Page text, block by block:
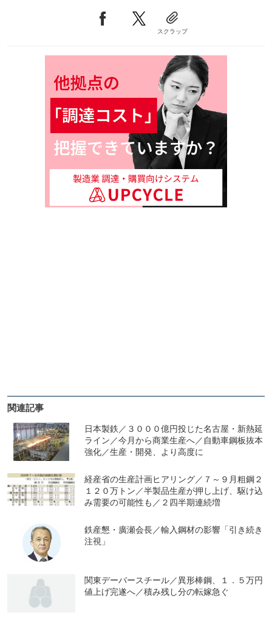
スクラップ
関連記事
日本製鉄／３０００億円投じた名古屋・新熱延
ライン／今月から商業生産へ／自動車鋼板抜本
強化／生産・開発、より高度に
経産省の生産計画ヒアリング／７～９月粗鋼２
１２０万トン／半製品生産が押し上げ、駆け込
み需要の可能性も／２四半期連続増
鉄産懇・廣瀬会長／輸入鋼材の影響「引き続き
注視」
関東デーバースチール／異形棒鋼、１．５万円
値上げ完遂へ／積み残し分の転嫁急ぐ